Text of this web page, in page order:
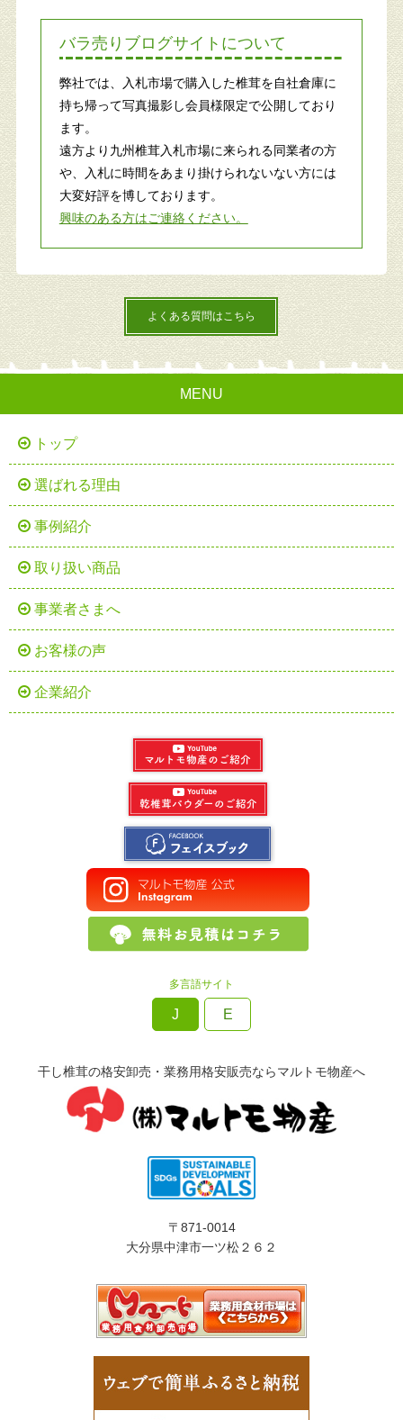
バラ売りブログサイトについて
弊社では、入札市場で購入した椎茸を自社倉庫に
持ち帰って写真撮影し会員様限定で公開しており
ます。
遠方より九州椎茸入札市場に来られる同業者の方
や、入札に時間をあまり掛けられないない方には
大変好評を博しております。
興味のある方はご連絡ください。
よくある質問はこちら
MENU
トップ
選ばれる理由
事例紹介
取り扱い商品
事業者さまへ
お客様の声
企業紹介
多言語サイト
J E
干し椎茸の格安卸売・業務用格安販売ならマルトモ物産へ
〒871-0014
大分県中津市一ツ松２６２